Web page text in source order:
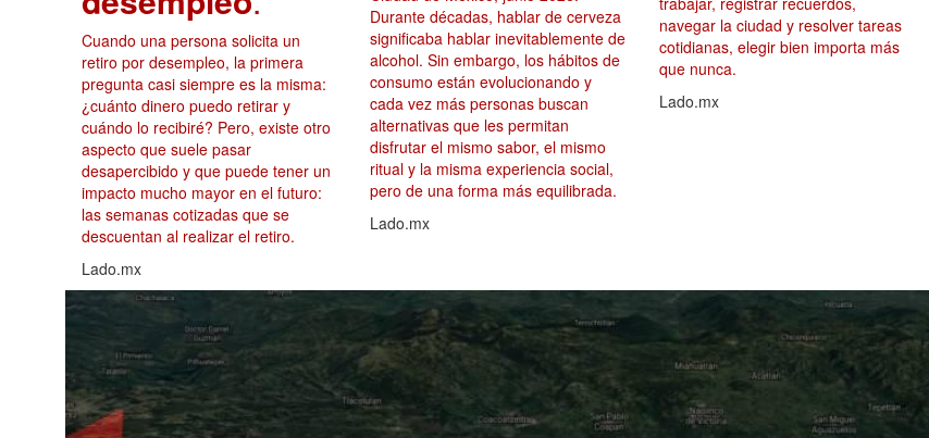
Cuando una persona solicita un
retiro por desempleo, la primera
pregunta casi siempre es la misma:
¿cuánto dinero puedo retirar y
cuándo lo recibiré? Pero, existe otro
aspecto que suele pasar
desapercibido y que puede tener un
impacto mucho mayor en el futuro:
las semanas cotizadas que se
descuentan al realizar el retiro.
Lado.mx
Durante décadas, hablar de cerveza
significaba hablar inevitablemente de
alcohol. Sin embargo, los hábitos de
consumo están evolucionando y
cada vez más personas buscan
alternativas que les permitan
disfrutar el mismo sabor, el mismo
ritual y la misma experiencia social,
pero de una forma más equilibrada.
Lado.mx
navegar la ciudad y resolver tareas
cotidianas, elegir bien importa más
que nunca.
Lado.mx